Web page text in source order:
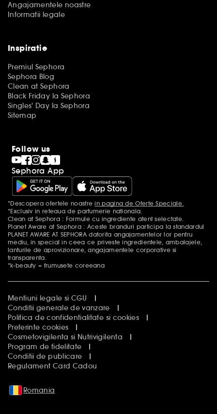
Angajamentele noastre
Informatii legale
Inspiratie
Premiul Sephora
Sephora Blog
Clean at Sephora
Black Friday la Sephora
Singles' Day la Sephora
Sitemap
Follow us
Sephora App
Mentiuni aditionale
*Descopera ofertele noastrein pagina de Oferte Speciale.
*Exclusiv in reteaua de parfumerie nationala.
Clean at Sephora : Formule cu ingrediente atent selectate.
Planet Aware at Sephora : Aceste branduri participa la standardul
PLANET AWARE AT SEPHORA datorita angajamentelor lor pentru
mediu, in special in ceea ce priveste ingredientele, ambalajele,
lanturile de aprovizionare, angajamentele corporative si
transparenta.
*k-beauty = frumusete coreeana
Mentiuni legale si CGU
Conditii generale de vanzare
Politica de confidentialitate si cookies
Preferinte cookies
Cosmetovigilenta si Nutrivigilenta
Program de fidelitate
Conditii de publicare
Regulament Card Cadou
Romania